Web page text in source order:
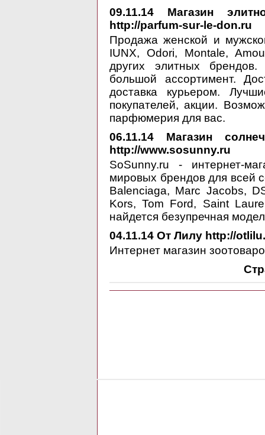
09.11.14 Магазин
http://parfum-sur-le-don.ru
Продажа женской и
IUNX, Odori, Montale,
других элитных брендов.
большой ассортимент.
доставка курьером.
покупателей, акции.
парфюмерия для вас.
06.11.14 Магазин
http://www.sosunny.ru
SoSunny.ru - интернет-
мировых брендов для всей
Balenciaga, Marc Jacobs,
Kors, Tom Ford, Saint
найдется безупречная
04.11.14 От Лилу http://
Интернет магазин